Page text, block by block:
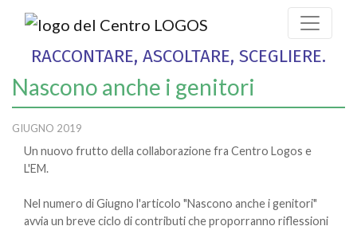
RACCONTARE, ASCOLTARE, SCEGLIERE.
Nascono anche i genitori
GIUGNO 2019
Un nuovo frutto della collaborazione fra Centro Logos e
L'EM.
Nel numero di Giugno l'articolo "Nascono anche i genitori"
avvia un breve ciclo di contributi che proporranno riflessioni